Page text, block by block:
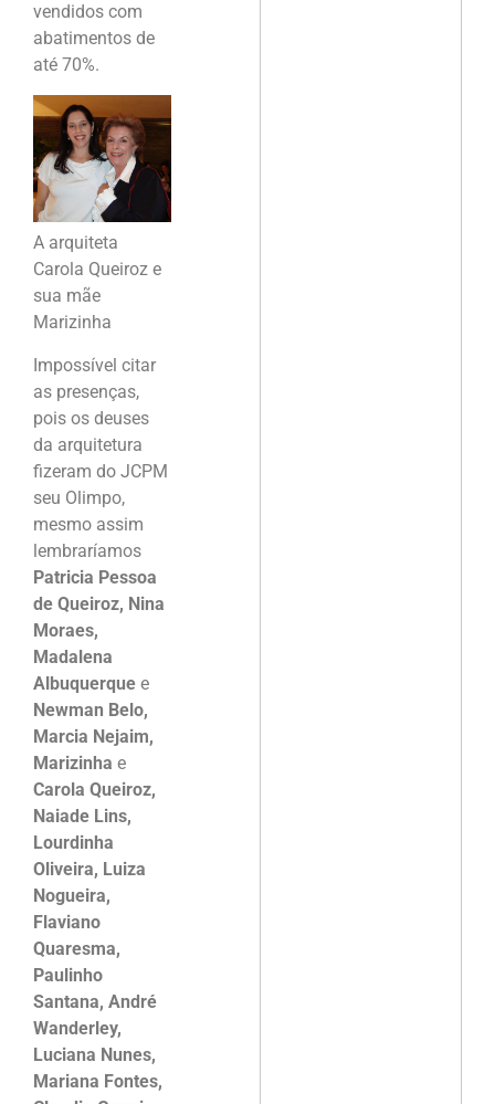
vendidos com
abatimentos de
até 70%.
A arquiteta
Carola Queiroz e
sua mãe
Marizinha
Impossível citar
as presenças,
pois os deuses
da arquitetura
fizeram do JCPM
seu Olimpo,
mesmo assim
lembraríamos
Patricia Pessoa
de Queiroz, Nina
Moraes,
Madalena
Albuquerque e
Newman Belo,
Marcia Nejaim,
Marizinha e
Carola Queiroz,
Naiade Lins,
Lourdinha
Oliveira, Luiza
Nogueira,
Flaviano
Quaresma,
Paulinho
Santana, André
Wanderley,
Luciana Nunes,
Mariana Fontes,